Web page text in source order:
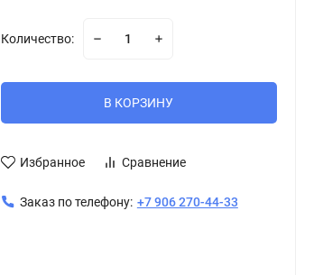
Количество:
В КОРЗИНУ
Избранное Сравнение
Заказ по телефону: +7 906 270-44-33